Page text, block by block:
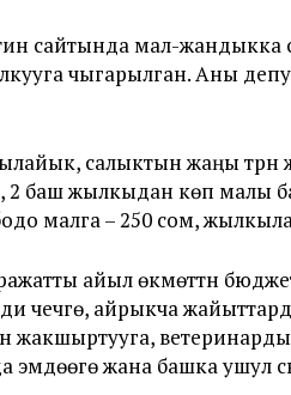
сайтында мал-жандыкка
чыгарылган. Аны
салыктын жаңы
баш жылкыдан көп малы
малга – 250 сом,
айыл өкмөттүн
чечүүгө, айрыкча
жакшыртууга,
эмдөөгө жана башка ушул